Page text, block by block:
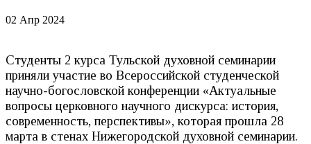
02 Апр 2024
Студенты 2 курса Тульской духовной семинарии
приняли участие во Всероссийской студенческой
научно-богословской конференции «Актуальные
вопросы церковного научного дискурса: история,
современность, перспективы», которая прошла 28
марта в стенах Нижегородской духовной семинарии.